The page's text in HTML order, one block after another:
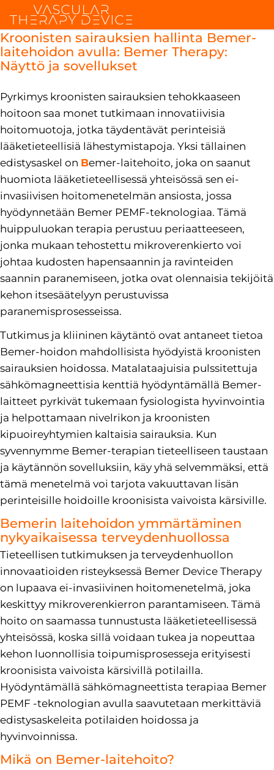
Kroonisten sairauksien hallinta Bemer-
laitehoidon avulla: Bemer Therapy:
Näyttö ja sovellukset
Pyrkimys kroonisten sairauksien tehokkaaseen
hoitoon saa monet tutkimaan innovatiivisia
hoitomuotoja, jotka täydentävät perinteisiä
lääketieteellisiä lähestymistapoja. Yksi tällainen
edistysaskel on Bemer-laitehoito, joka on saanut
huomiota lääketieteellisessä yhteisössä sen ei-
invasiivisen hoitomenetelmän ansiosta, jossa
hyödynnetään Bemer PEMF-teknologiaa. Tämä
huippuluokan terapia perustuu periaatteeseen,
jonka mukaan tehostettu mikroverenkierto voi
johtaa kudosten hapensaannin ja ravinteiden
saannin paranemiseen, jotka ovat olennaisia tekijöitä
kehon itsesäätelyyn perustuvissa
paranemisprosesseissa.
Tutkimus ja kliininen käytäntö ovat antaneet tietoa
Bemer-hoidon mahdollisista hyödyistä kroonisten
sairauksien hoidossa. Matalataajuisia pulssitettuja
sähkömagneettisia kenttiä hyödyntämällä Bemer-
laitteet pyrkivät tukemaan fysiologista hyvinvointia
ja helpottamaan nivelrikon ja kroonisten
kipuoireyhtymien kaltaisia sairauksia. Kun
syvennymme Bemer-terapian tieteelliseen taustaan
ja käytännön sovelluksiin, käy yhä selvemmäksi, että
tämä menetelmä voi tarjota vakuuttavan lisän
perinteisille hoidoille kroonisista vaivoista kärsiville.
Bemerin laitehoidon ymmärtäminen
nykyaikaisessa terveydenhuollossa
Tieteellisen tutkimuksen ja terveydenhuollon
innovaatioiden risteyksessä Bemer Device Therapy
on lupaava ei-invasiivinen hoitomenetelmä, joka
keskittyy mikroverenkierron parantamiseen. Tämä
hoito on saamassa tunnustusta lääketieteellisessä
yhteisössä, koska sillä voidaan tukea ja nopeuttaa
kehon luonnollisia toipumisprosesseja erityisesti
kroonisista vaivoista kärsivillä potilailla.
Hyödyntämällä sähkömagneettista terapiaa Bemer
PEMF -teknologian avulla saavutetaan merkittäviä
edistysaskeleita potilaiden hoidossa ja
hyvinvoinnissa.
Mikä on Bemer-laitehoito?